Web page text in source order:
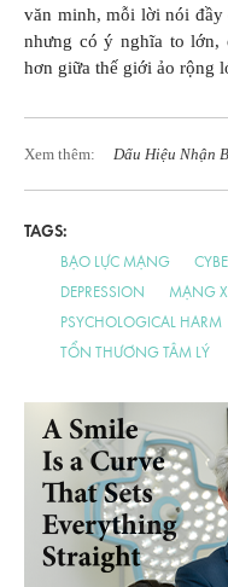
văn minh, mỗi lời nói đầy
nhưng có ý nghĩa to lớn,
hơn giữa thế giới ảo rộng
Xem thêm:
Dấu Hiệu Nhận
TAGS:
BẠO LỰC MẠNG
DEPRESSION
MẠNG
PSYCHOLOGICAL HARM
TỔN THƯƠNG TÂM LÝ